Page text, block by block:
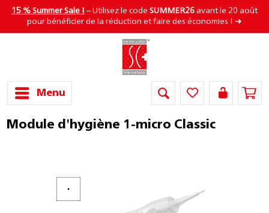
15 % Summer Sale ! – Utilisez le code SUMMER26 avant le 20 août
pour bénéficier de la réduction et faire des économies ! ➜
Menu
Module d'hygiène 1-micro Classic